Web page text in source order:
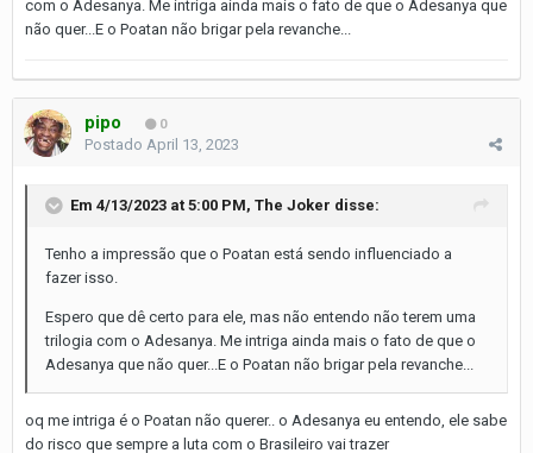
com o Adesanya. Me intriga ainda mais o fato de que o Adesanya que
não quer...E o Poatan não brigar pela revanche...
pipo 0
Postado April 13, 2023
Em 4/13/2023 at 5:00 PM, The Joker disse:
Tenho a impressão que o Poatan está sendo influenciado a
fazer isso.
Espero que dê certo para ele, mas não entendo não terem uma
trilogia com o Adesanya. Me intriga ainda mais o fato de que o
Adesanya que não quer...E o Poatan não brigar pela revanche...
oq me intriga é o Poatan não querer.. o Adesanya eu entendo, ele sabe
do risco que sempre a luta com o Brasileiro vai trazer